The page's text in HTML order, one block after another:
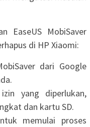
EaseUS MobiSaver
di HP Xiaomi:
dari Google
yang diperlukan,
dan kartu SD.
memulai proses